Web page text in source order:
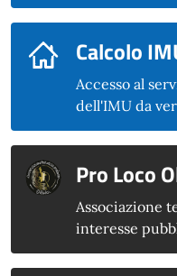
Calcolo
Accesso al
dell'IMU da
Pro Loco
Associazione
interesse